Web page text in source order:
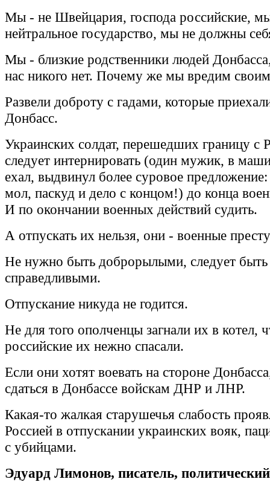
Мы - не Швейцария, господа российские,
нейтральное государство, мы не должны
Мы - близкие родственники людей
нас никого нет. Почему же мы вредим
Развели доброту с гадами, которые
Донбасс.
Украинских солдат, перешедших границу с
следует интернировать (один мужик, в
ехал, выдвинул более суровое предложение:
мол, паскуд и дело с концом!) до конца
И по окончании военных действий судить.
А отпускать их нельзя, они - военные
Не нужно быть доброрылыми, следует быть
справедливыми.
Отпускание никуда не годится.
Не для того ополченцы загнали их в котел,
российские их нежно спасали.
Если они хотят воевать на стороне
сдаться в Донбассе войскам ДНР и ЛНР.
Какая-то жалкая старушечья слабость
Россией в отпускании украинских вояк,
с убийцами.
Эдуард Лимонов, писатель,